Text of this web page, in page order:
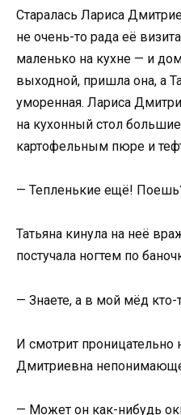
Старалась Лариса
не очень-то рада её
маленько на кухне — и
выходной, пришла она, а
уморенная. Лариса
на кухонный стол
картофельным пюре и
— Тепленькие ещё!
Татьяна кинула на неё
постучала ногтем по
— Знаете, а в мой мёд кто-
И смотрит проницательно
Дмитриевна
— Может он как-нибудь